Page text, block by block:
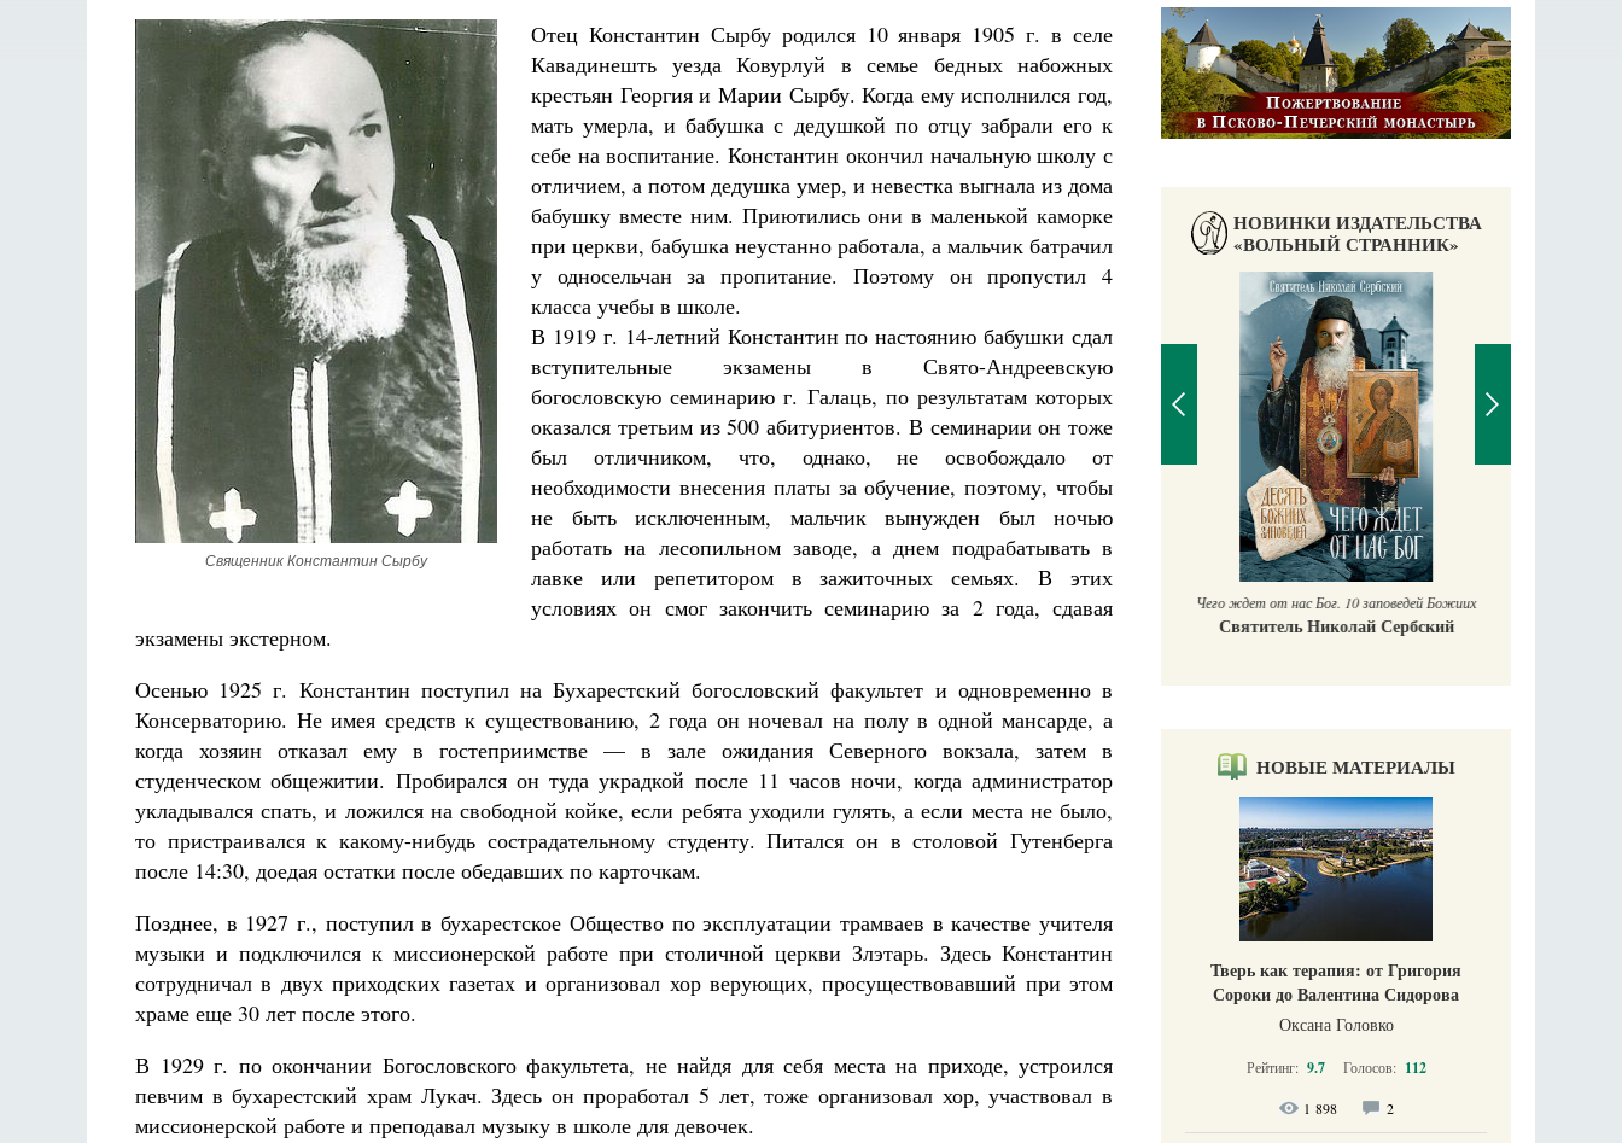
Священник Константин Сырбу
Отец Константин Сырбу родился 10 января 1905 г. в селе
Кавадинешть уезда Ковурлуй в семье бедных набожных
крестьян Георгия и Марии Сырбу. Когда ему исполнился год,
мать умерла, и бабушка с дедушкой по отцу забрали его к
себе на воспитание. Константин окончил начальную школу с
отличием, а потом дедушка умер, и невестка выгнала из дома
бабушку вместе ним. Приютились они в маленькой каморке
при церкви, бабушка неустанно работала, а мальчик батрачил
у односельчан за пропитание. Поэтому он пропустил 4
класса учебы в школе.
В 1919 г. 14-летний Константин по настоянию бабушки сдал
вступительные экзамены в Свято-Андреевскую
богословскую семинарию г. Галаць, по результатам которых
оказался третьим из 500 абитуриентов. В семинарии он тоже
был отличником, что, однако, не освобождало от
необходимости внесения платы за обучение, поэтому, чтобы
не быть исключенным, мальчик вынужден был ночью
работать на лесопильном заводе, а днем подрабатывать в
лавке или репетитором в зажиточных семьях. В этих
условиях он смог закончить семинарию за 2 года, сдавая
экзамены экстерном.
Осенью 1925 г. Константин поступил на Бухарестский богословский факультет и одновременно в
Консерваторию. Не имея средств к существованию, 2 года он ночевал на полу в одной мансарде, а
когда хозяин отказал ему в гостеприимстве — в зале ожидания Северного вокзала, затем в
студенческом общежитии. Пробирался он туда украдкой после 11 часов ночи, когда администратор
укладывался спать, и ложился на свободной койке, если ребята уходили гулять, а если места не было,
то пристраивался к какому-нибудь сострадательному студенту. Питался он в столовой Гутенберга
после 14:30, доедая остатки после обедавших по карточкам.
Позднее, в 1927 г., поступил в бухарестское Общество по эксплуатации трамваев в качестве учителя
музыки и подключился к миссионерской работе при столичной церкви Злэтарь. Здесь Константин
сотрудничал в двух приходских газетах и организовал хор верующих, просуществовавший при этом
храме еще 30 лет после этого.
В 1929 г. по окончании Богословского факультета, не найдя для себя места на приходе, устроился
певчим в бухарестский храм Лукач. Здесь он проработал 5 лет, тоже организовал хор, участвовал в
миссионерской работе и преподавал музыку в школе для девочек.
НОВИНКИ ИЗДАТЕЛЬСТВА
«ВОЛЬНЫЙ СТРАННИК»
Как найти своё место в жизни
Великомученик Георгий Победоносец. Научись у
Роман Котов Чего ждет от нас Бог. 10 заповедей Божиих
Святитель Николай Сербский
НОВЫЕ МАТЕРИАЛЫ
Тверь как терапия: от Григория
Сороки до Валентина Сидорова
Оксана Головко
Рейтинг: 9.7 Голосов: 112
1 898 2